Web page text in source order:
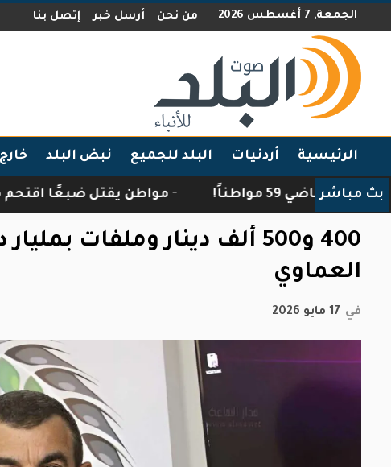
الجمعة, 7 أغسطس 2026 من نحن أرسل خبر إتصل بنا
الرئيسية أردنيات البلد للجميع نبض البلد
بث مباشر مواطن يقتل ضبعًا اقتحم منزله في
400 و500 ألف دينار وملفات
العماوي
في 17 مايو 2026